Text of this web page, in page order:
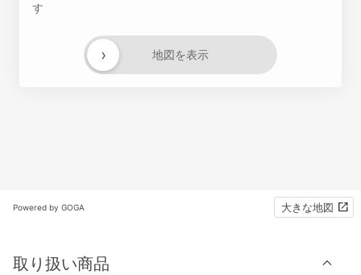
す
地図を表示
›
Powered by GOGA 大きな地図
取り扱い商品